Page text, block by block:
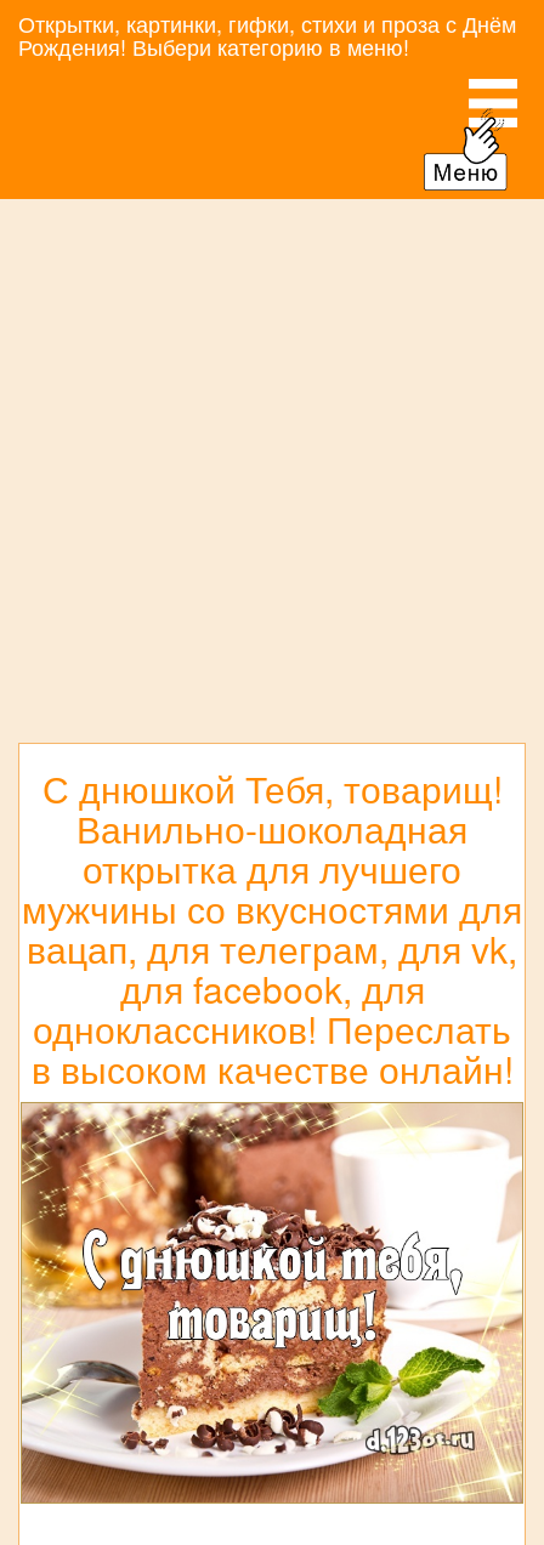
Открытки, картинки, гифки, стихи и проза с Днём
Рождения! Выбери категорию в меню!
С днюшкой Тебя, товарищ!
Ванильно-шоколадная
открытка для лучшего
мужчины со вкусностями для
вацап, для телеграм, для vk,
для facebook, для
одноклассников! Переслать
в высоком качестве онлайн!